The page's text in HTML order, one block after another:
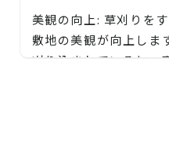
芝の密
で自社
然芝の方
いため、熱
ています。
外構工事
で一気通貫
見積もりは
美観の向上: 草刈りを
敷地の美観が向上しま
刈り込まれていると、